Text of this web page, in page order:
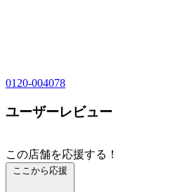
0120-004078
ユーザーレビュー
この店舗を応援する！
ここから応援